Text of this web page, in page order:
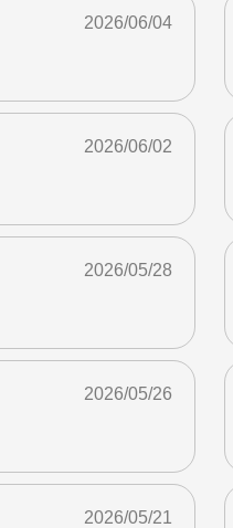
2026/06/04
2026/06/02
2026/05/28
2026/05/26
2026/05/21